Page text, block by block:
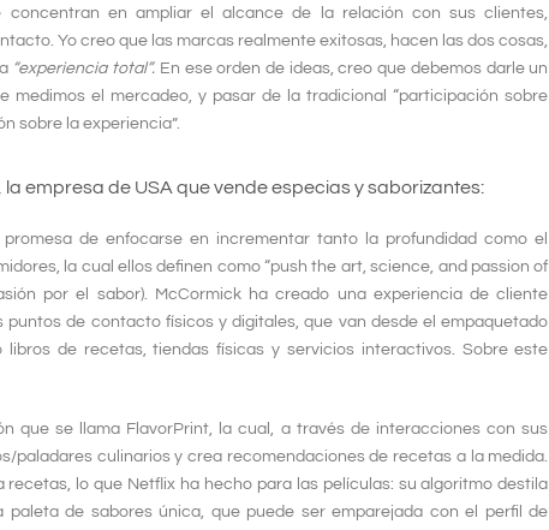
concentran en ampliar el alcance de la relación con sus clientes,
Yo creo que las marcas realmente exitosas, hacen las dos cosas,
“experiencia total”. En ese orden de ideas, creo que debemos darle un
medimos el mercadeo, y pasar de la tradicional “participación sobre
sobre la experiencia”.
la empresa de USA que vende especias y saborizantes:
de enfocarse en incrementar tanto la profundidad comoel
la cual ellos definen como “push the art, science, and passion of
por el sabor). McCormick ha creado una experiencia de cliente
de contacto físicos y digitales, que van desde el empaquetado
de recetas, tiendas físicas y servicios interactivos. Sobre este
que se llama FlavorPrint, la cual, a través de interacciones con sus
paladares culinarios y crea recomendaciones de recetas a la medida.
recetas, lo que Netflix ha hecho para las películas: su algoritmo destila
de sabores única, que puede ser emparejada con el perfil de